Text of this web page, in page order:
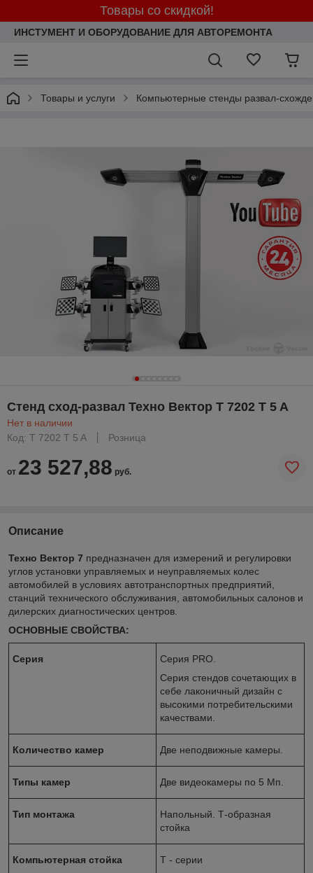
Товары со скидкой!
ИНСТУМЕНТ И ОБОРУДОВАНИЕ ДЛЯ АВТОРЕМОНТА
Товары и услуги Компьютерные стенды развал-
Стенд сход-развал Техно Вектор T 7202 T 5 A
Нет в наличии
Код: T 7202 T 5 A
Розница
от 23 527,88 руб.
Описание
Техно Вектор 7 предназначен для измерений и регулировки
углов установки управляемых и неуправляемых колес
автомобилей в условиях автотранспортных предприятий,
станций технического обслуживания, автомобильных салонов и
дилерских диагностических центров.
ОСНОВНЫЕ СВОЙСТВА:
Серия
Серия PRO.
Серия стендов сочетающих в
себе лаконичный дизайн с
высокими потребительскими
качествами.
Количество камер Две неподвижные камеры.
Типы камер Две видеокамеры по 5 Мп.
Тип монтажа
Напольный. Т-образная
стойка
Компьютерная стойка T - серии